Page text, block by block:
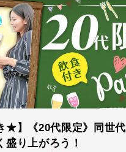
★】《20代限定》同世代
盛り上がろう！